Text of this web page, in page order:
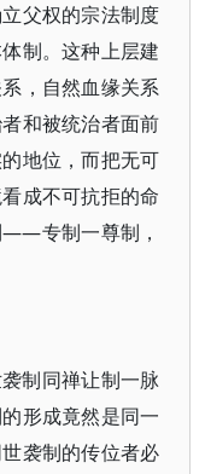
父权的宗法制度
制。这种上层建
，自然血缘关系
和被统治者面前
地位，而把无可
成不可抗拒的命
专制一尊制，
制同禅让制一脉
形成竟然是同一
袭制的传位者必